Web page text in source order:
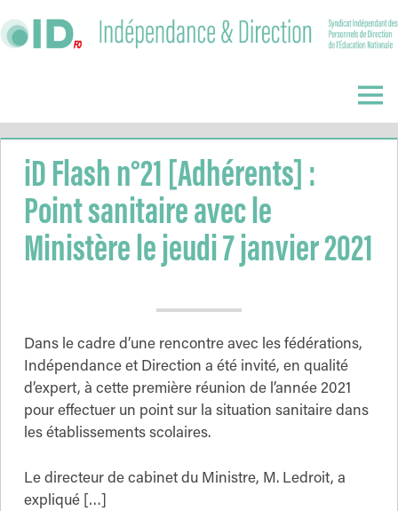
to
Direction
Menu
iD Flash n°21 [Adhérents] :
Point sanitaire avec le
Ministère le jeudi 7 janvier 2021
Dans le cadre d’une rencontre avec les fédérations,
Indépendance et Direction a été invité, en qualité
d’expert, à cette première réunion de l’année 2021
pour effectuer un point sur la situation sanitaire dans
les établissements scolaires.
Le directeur de cabinet du Ministre, M. Ledroit, a
expliqué […]